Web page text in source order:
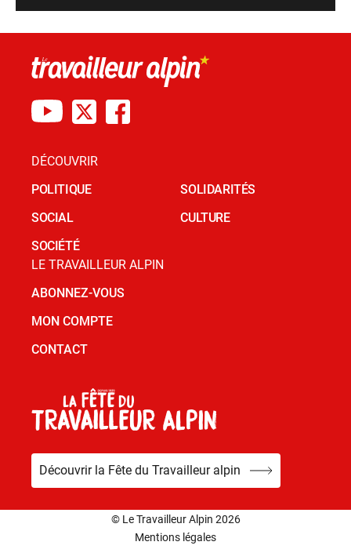
DÉCOUVRIR
POLITIQUE
SOCIAL
SOCIÉTÉ
SOLIDARITÉS
CULTURE
LE TRAVAILLEUR ALPIN
ABONNEZ-VOUS
MON COMPTE
CONTACT
Découvrir la Fête du Travailleur alpin
© Le Travailleur Alpin 2026
Mentions légales